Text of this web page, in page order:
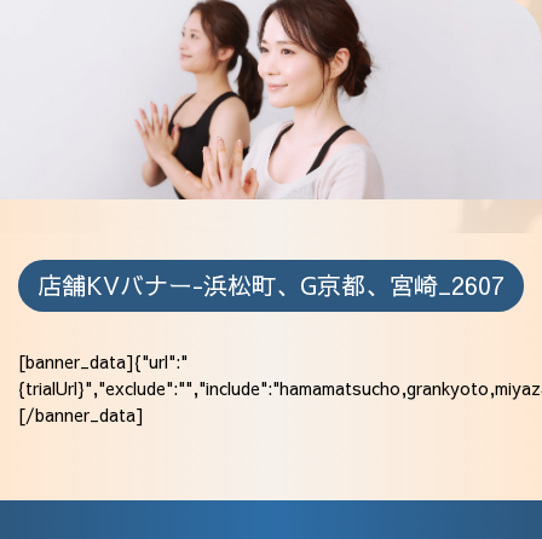
店舗KVバナー-浜松町、G京都、宮崎_2607
[banner_data]{"url":"
[/banner_data]